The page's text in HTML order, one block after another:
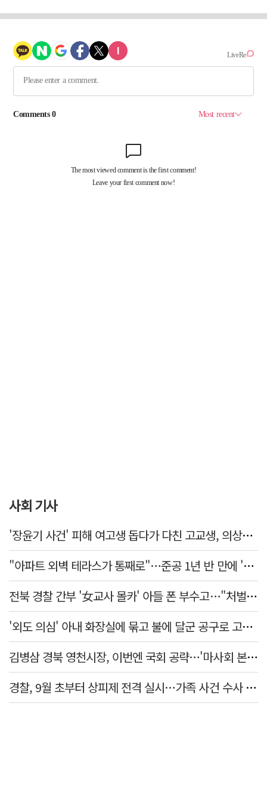
사회 기사
'장윤기 사건' 피해 여고생 돕다가 다친 고교생, 의상자 인정
"아파트 외벽 테라스가 통째로"…준공 1년 반 만에 '아찔 사고'
전북 경찰 간부 '女교사 몰카' 아들 폰 부수고…"처벌 못하는 사안" 내부망에 글
'외도 의심' 아내 화장실에 묶고 불에 달군 공구로 고문…남편 검거
김병삼 경북 영천시장, 이번엔 국회 공략…'마사회 본사 이전·광역교통망 확충' 요청
경찰, 9월 초부터 상피제 전격 실시…가족 사건 수사 못해